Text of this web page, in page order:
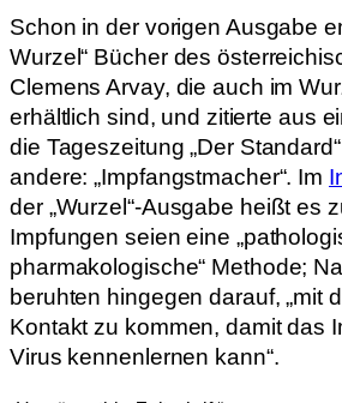
Schon in der vorigen Ausgabe
Wurzel“ Bücher des
Clemens Arvay, die auch im
erhältlich sind, und zitierte aus
die Tageszeitung „Der Standard“
andere: „Impfangstmacher“. Im
der „Wurzel“-Ausgabe heißt es
Impfungen seien eine
pharmakologische“ Methode;
beruhten hingegen darauf, „mit
Kontakt zu kommen, damit das
Virus kennenlernen kann“.